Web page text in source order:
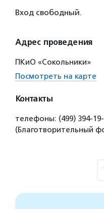
Вход свободный.
Адрес проведения
ПКиО «Сокольники»
Посмотреть на карте
Контакты
телефоны: (499) 394-
(Благотворительный